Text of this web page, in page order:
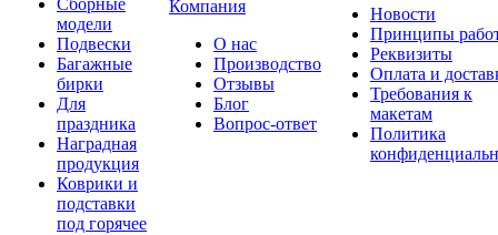
Сборные
модели
Подвески
Багажные
бирки
Для
праздника
Наградная
продукция
Коврики и
подставки
под горячее
Компания
О нас
Производство
Отзывы
Блог
Вопрос-ответ
Новости
Принципы
Реквизиты
Оплата и
Требования к
макетам
Политика